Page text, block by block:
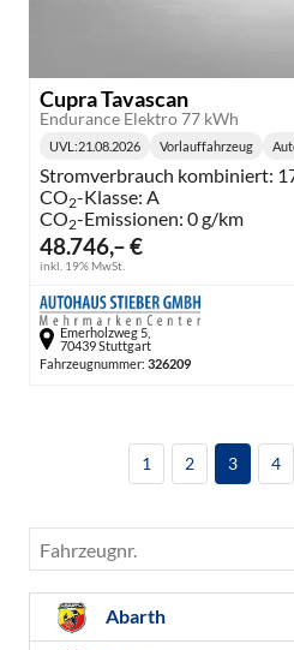
Cupra Tavascan
Endurance Elektro 77 kWh
48.746,– €
inkl. 19% MwSt.
UVL :21.08.2026 Vorlauffahrzeug
Stromverbrauch kombiniert:
CO2-Klasse: A
CO2-Emissionen: 0 g/km
Emerholzweg 5,
70439 Stuttgart
Fahrzeugnummer: 326209
1 2 3 4
Fahrzeugnr.
Abarth